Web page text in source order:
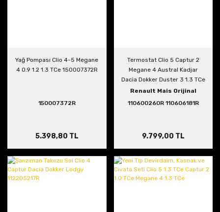
Yağ Pompası Clio 4-5 Megane
4 0.9 1.2 1.3 TCe 150007372R
150007372R
5.398,80 TL
Termostat Clio 5 Captur 2
Megane 4 Austral Kadjar
Dacia Dokker Duster 3 1.3 TCe
110600260R 110606181R
Renault Mais Orijinal
110600260R 110606181R
9.799,00 TL